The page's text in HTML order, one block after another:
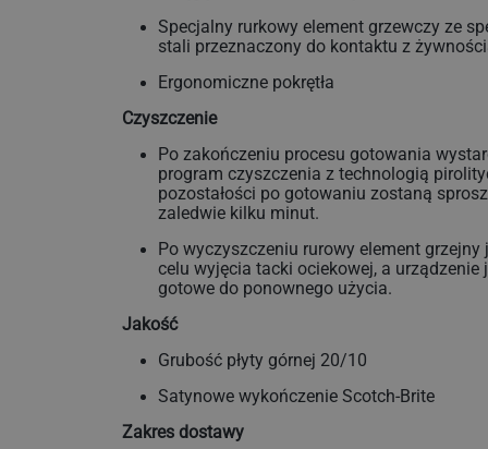
Specjalny rurkowy element grzewczy ze
stali przeznaczony do kontaktu z
Ergonomiczne pokrętła
Czyszczenie
Po zakończeniu procesu gotowania
program czyszczenia z technologią
pozostałości po gotowaniu zostaną
zaledwie kilku minut.
Po wyczyszczeniu rurowy element grzejny
celu wyjęcia tacki ociekowej, a urządzenie
gotowe do ponownego użycia.
Jakość
Grubość płyty górnej 20/10
Satynowe wykończenie Scotch-Brite
Zakres dostawy